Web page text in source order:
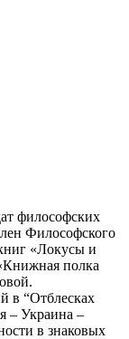
философских
Философского
«Локусы и
полка
в “Отблесках
– Украина –
в знаковых